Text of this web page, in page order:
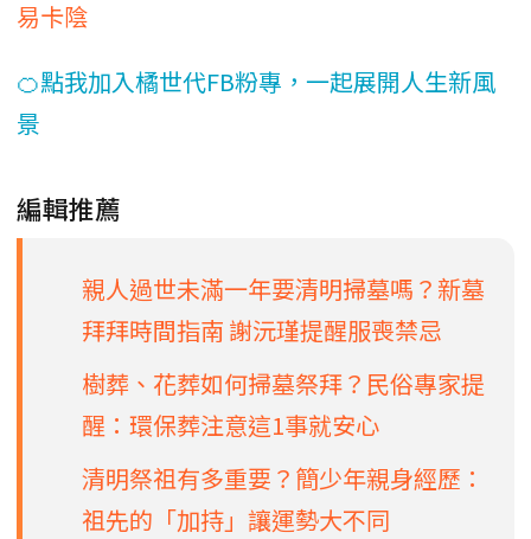
易卡陰
🍊點我加入橘世代FB粉專，一起展開人生新風
景
編輯推薦
親人過世未滿一年要清明掃墓嗎？新墓
拜拜時間指南 謝沅瑾提醒服喪禁忌
樹葬、花葬如何掃墓祭拜？民俗專家提
醒：環保葬注意這1事就安心
清明祭祖有多重要？簡少年親身經歷：
祖先的「加持」讓運勢大不同